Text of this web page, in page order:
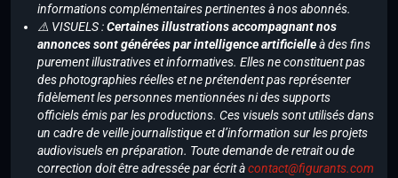
informations complémentaires pertinentes à nos abonnés.
⚠️ VISUELS :Certaines illustrations accompagnant nos
annonces sont générées par intelligence artificielleà des fins
purement illustratives et informatives. Elles ne constituent pas
des photographies réelles et ne prétendent pas représenter
fidèlement les personnes mentionnées ni des supports
officiels émis par les productions. Ces visuels sont utilisés dans
un cadre de veille journalistique et d’information sur les projets
audiovisuels en préparation. Toute demande de retrait ou de
correction doit être adressée par écrit àcontact@figurants.com